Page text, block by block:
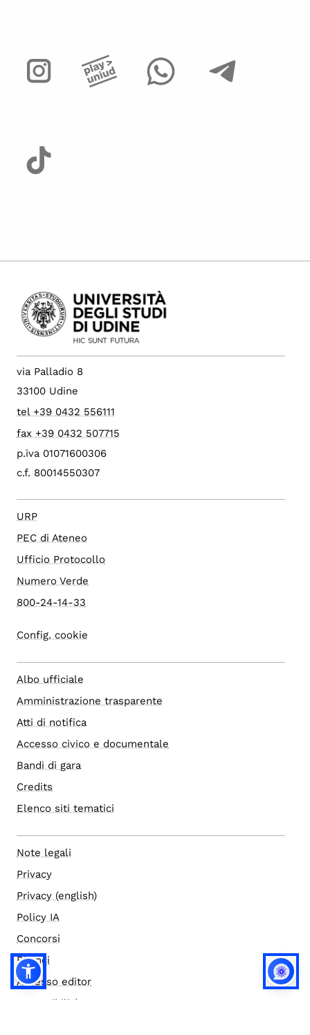
via Palladio 8
33100 Udine
tel +39 0432 556111
fax +39 0432 507715
p.iva 01071600306
c.f. 80014550307
URP
PEC di Ateneo
Ufficio Protocollo
Numero Verde
800-24-14-33
Config. cookie
Albo ufficiale
Amministrazione trasparente
Atti di notifica
Accesso civico e documentale
Bandi di gara
Credits
Elenco siti tematici
Note legali
Privacy
Privacy (english)
Policy IA
Concorsi
Bilanci
Accesso editor
Accessibilità